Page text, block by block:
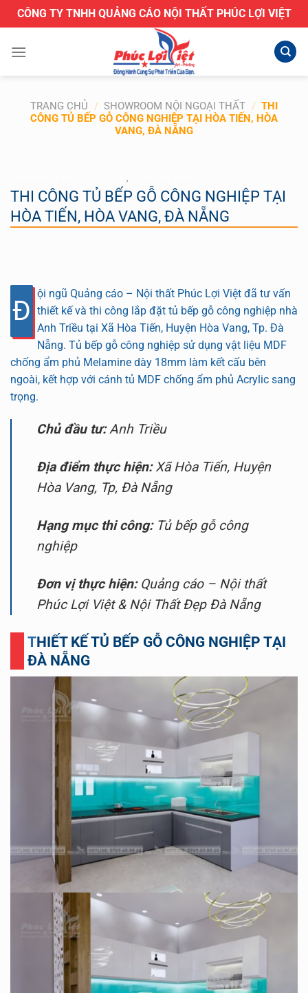
qua
dung
CÔNG TY TNHH QUẢNG CÁO NỘI THẤT PHÚC LỢI VIỆT
TRANG CHỦ / SHOWROOM NỘI NGOẠI THẤT / THI
CÔNG TỦ BẾP GỖ CÔNG NGHIỆP TẠI HÒA TIẾN, HÒA
VANG, ĐÀ NẴNG
,
THI CÔNG TỦ BẾP GỖ CÔNG NGHIỆP TẠI
HÒA TIẾN, HÒA VANG, ĐÀ NẴNG
Đ
ội ngũ Quảng cáo – Nội thất Phúc Lợi Việt đã tư vấn
thiết kế và thi công lắp đặt tủ bếp gỗ công nghiệp nhà
Anh Triều tại Xã Hòa Tiến, Huyện Hòa Vang, Tp. Đà
Nẵng. Tủ bếp gỗ công nghiệp sử dụng vật liệu MDF
chống ẩm phủ Melamine dày 18mm làm kết cấu bên
ngoài, kết hợp với cánh tủ MDF chống ẩm phủ Acrylic sang
trọng.
Chủ đầu tư:Anh Triều
Địa điểm thực hiện:Xã Hòa Tiến, Huyện
Hòa Vang, Tp, Đà Nẵng
Hạng mục thi công:Tủ bếp gỗ công
nghiệp
Đơn vị thực hiện:Quảng cáo – Nội thất
Phúc Lợi Việt & Nội Thất Đẹp Đà Nẵng
THIẾT KẾ TỦ BẾP GỖ CÔNG NGHIỆP TẠI
ĐÀ NẴNG